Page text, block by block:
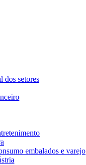
dos setores
embalados e varejo